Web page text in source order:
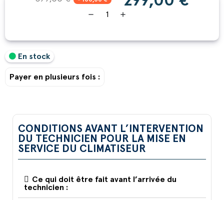
remove add
En stock
Payer en plusieurs fois :
CONDITIONS AVANT L’INTERVENTION
DU TECHNICIEN POUR LA MISE EN
SERVICE DU CLIMATISEUR​
Ce qui doit être fait avant l’arrivée du
technicien :